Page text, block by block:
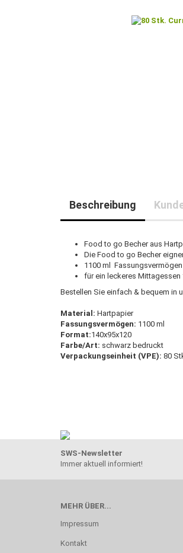
Beschreibung
Food to go Becher aus
Die Food to go Becher
1100 ml
für ein leckeres Mittagessen
Bestellen Sie einfach & bequem in
Material: Hartpapier
Fassungsvermögen: 1100 ml
Format:140x95x120
Farbe/Art: schwarz bedruckt
Verpackungseinheit (VPE): 80
SWS-Newsletter
Immer aktuell informiert!
MEHR ÜBER...
Impressum
Kontakt